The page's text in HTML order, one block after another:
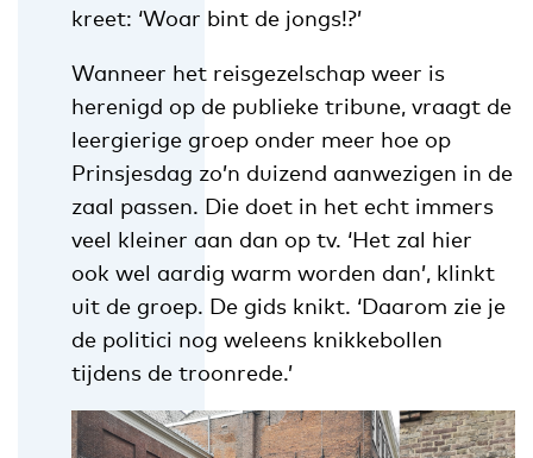
kreet: ‘Woar bint de jongs!?’
Wanneer het reisgezelschap weer is
herenigd op de publieke tribune, vraagt de
leergierige groep onder meer hoe op
Prinsjesdag zo’n duizend aanwezigen in de
zaal passen. Die doet in het echt immers
veel kleiner aan dan op tv. ‘Het zal hier
ook wel aardig warm worden dan’, klinkt
uit de groep. De gids knikt. ‘Daarom zie je
de politici nog weleens knikkebollen
tijdens de troonrede.’